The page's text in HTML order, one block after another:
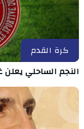
كرة القدم
النجم الساحلي